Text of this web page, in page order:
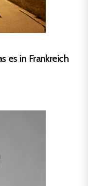
es in Frankreich